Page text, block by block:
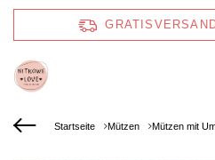
Startseite Mützen Mützen mit